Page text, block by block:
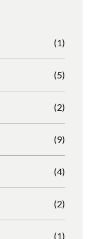
(1)
(5)
(2)
(9)
(4)
(2)
(1)